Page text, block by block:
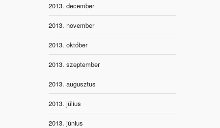
2013. december
2013. november
2013. október
2013. szeptember
2013. augusztus
2013. július
2013. június